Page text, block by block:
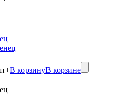
+В корзинуВ корзине